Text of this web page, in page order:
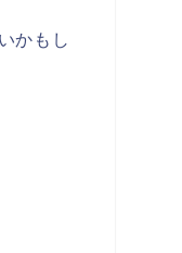
かもし